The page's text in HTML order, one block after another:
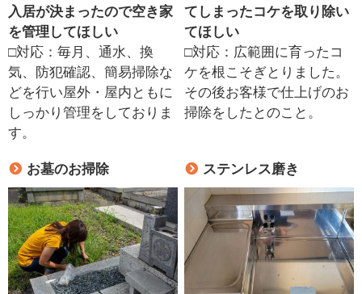
入居が決まったので空き家
を管理してほしい
□対応：毎月、通水、換
気、防犯確認、簡易掃除な
どを行い屋外・屋内ともに
しっかり管理をしておりま
す。
てしまったコケを取り除い
てほしい
□対応：広範囲に育ったコ
ケを根こそぎとりました。
その後お客様で仕上げのお
掃除をしたとのこと。
お墓のお掃除 ステンレス磨き